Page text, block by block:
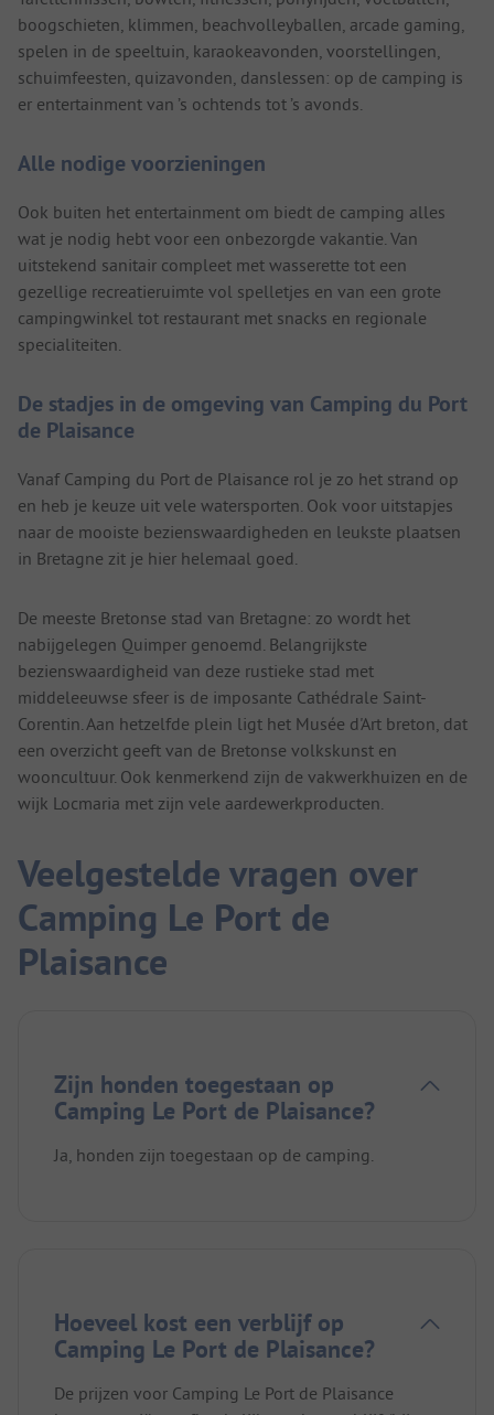
boogschieten, klimmen, beachvolleyballen, arcade gaming,
spelen in de speeltuin, karaokeavonden, voorstellingen,
schuimfeesten, quizavonden, danslessen: op de camping is
er entertainment van ’s ochtends tot ’s avonds.
Alle nodige voorzieningen
Ook buiten het entertainment om biedt de camping alles
wat je nodig hebt voor een onbezorgde vakantie. Van
uitstekend sanitair compleet met wasserette tot een
gezellige recreatieruimte vol spelletjes en van een grote
campingwinkel tot restaurant met snacks en regionale
specialiteiten.
De stadjes in de omgeving van Camping du Port
de Plaisance
Vanaf Camping du Port de Plaisance rol je zo het strand op
en heb je keuze uit vele watersporten. Ook voor uitstapjes
naar de mooiste bezienswaardigheden en leukste plaatsen
in Bretagne zit je hier helemaal goed.
De meeste Bretonse stad van Bretagne: zo wordt het
nabijgelegen Quimper genoemd. Belangrijkste
bezienswaardigheid van deze rustieke stad met
middeleeuwse sfeer is de imposante Cathédrale Saint-
Corentin. Aan hetzelfde plein ligt het Musée d'Art breton, dat
een overzicht geeft van de Bretonse volkskunst en
wooncultuur. Ook kenmerkend zijn de vakwerkhuizen en de
wijk Locmaria met zijn vele aardewerkproducten.
Veelgestelde vragen over
Camping Le Port de
Plaisance
Zijn honden toegestaan op
Camping Le Port de Plaisance?
Ja, honden zijn toegestaan op de camping.
Hoeveel kost een verblijf op
Camping Le Port de Plaisance?
De prijzen voor Camping Le Port de Plaisance